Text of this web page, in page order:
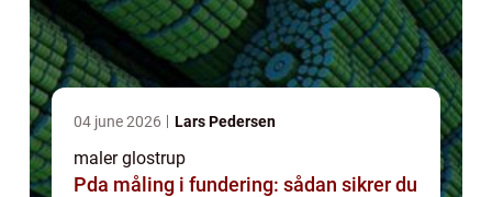
04 june 2026 Lars Pedersen
maler glostrup
Pda måling i fundering: sådan sikrer du